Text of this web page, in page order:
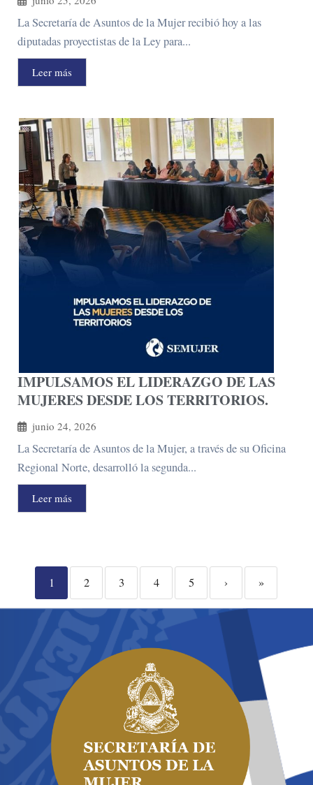
La Secretaría de Asuntos de la Mujer recibió hoy a las
diputadas proyectistas de la Ley para...
Leer más
IMPULSAMOS EL LIDERAZGO DE LAS
MUJERES DESDE LOS TERRITORIOS.
junio 24, 2026
La Secretaría de Asuntos de la Mujer, a través de su Oficina
Regional Norte, desarrolló la segunda...
Leer más
1 2 3 4 5 › »